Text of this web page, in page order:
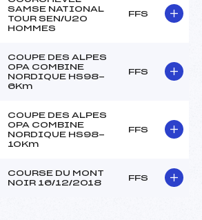
SAMSE NATIONAL
TOUR SEN/U20
HOMMES
FFS
COUPE DES ALPES
OPA COMBINE
NORDIQUE HS98-
6Km
FFS
COUPE DES ALPES
OPA COMBINE
NORDIQUE HS98-
10Km
FFS
COURSE DU MONT
NOIR 16/12/2018
FFS